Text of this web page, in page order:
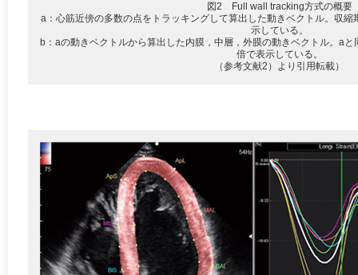
図2 Full wall tracking方式の概要
a：心筋近傍の多数の点をトラッキングして算出した動きベクトル。収
示している。
b：aの動きベクトルから算出した内膜，中層，外膜の動きベクトル。a
倍で表示している。
（参考文献2）より引用転載）